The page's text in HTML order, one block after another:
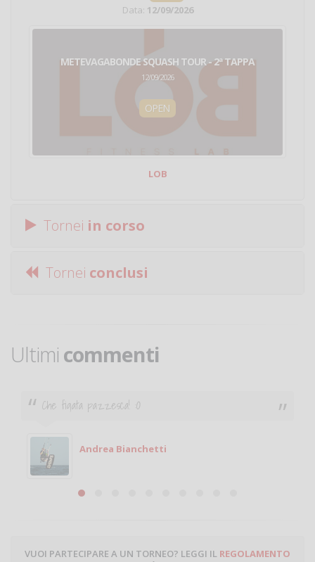
Data: 12/09/2026
METEVAGABONDE SQUASH TOUR - 2ª TAPPA
12/09/2026
OPEN
LOB
Tornei in corso
Tornei conclusi
Ultimi commenti
Ciao. Sono a Treviglio da poco e vorrei tornare a
giocare. Se sei in zona e puoi giocare fammi sapere.
Michele
Michele Miglionico
VUOI PARTECIPARE A UN TORNEO? LEGGI IL REGOLAMENTO